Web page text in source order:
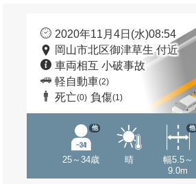
2020年11月4日(水)08:54
岡山市北区御津草生 付近
車両相互 小破事故
軽自動車(2)
死亡(0) 負傷(1)
25～34歳
他
晴
幅5.5～
9.0m
他